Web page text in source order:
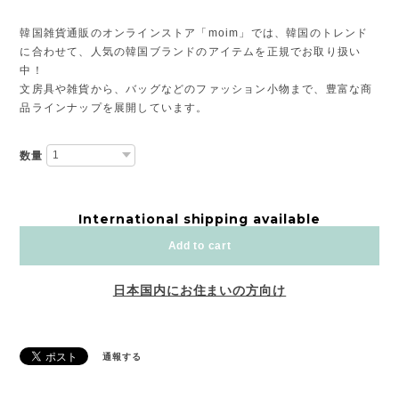
韓国雑貨通販のオンラインストア「moim」では、韓国のトレンド
に合わせて、人気の韓国ブランドのアイテムを正規でお取り扱い
中！
文房具や雑貨から、バッグなどのファッション小物まで、豊富な商
品ラインナップを展開しています。
数量
International shipping available
Add to cart
日本国内にお住まいの方向け
通報する